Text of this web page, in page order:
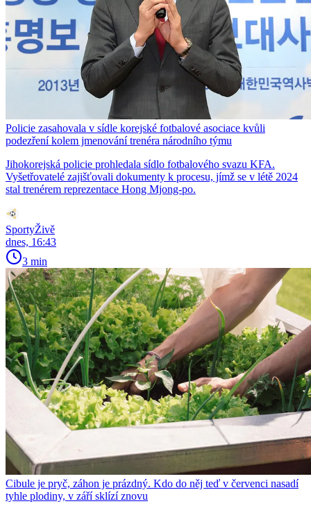
Policie zasahovala v sídle korejské fotbalové asociace kvůli
podezření kolem jmenování trenéra národního týmu
Jihokorejská policie prohledala sídlo fotbalového svazu KFA.
Vyšetřovatelé zajišťovali dokumenty k procesu, jímž se v létě 2024
stal trenérem reprezentace Hong Mjong-po.
SportyŽivě
dnes, 16:43
3 min
Cibule je pryč, záhon je prázdný. Kdo do něj teď v červenci nasadí
tyhle plodiny, v září sklízí znovu